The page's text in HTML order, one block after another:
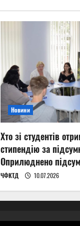
Новини
Хто зі студентів
стипендію за
Оприлюднено
ЧФКТД 10.07.2026